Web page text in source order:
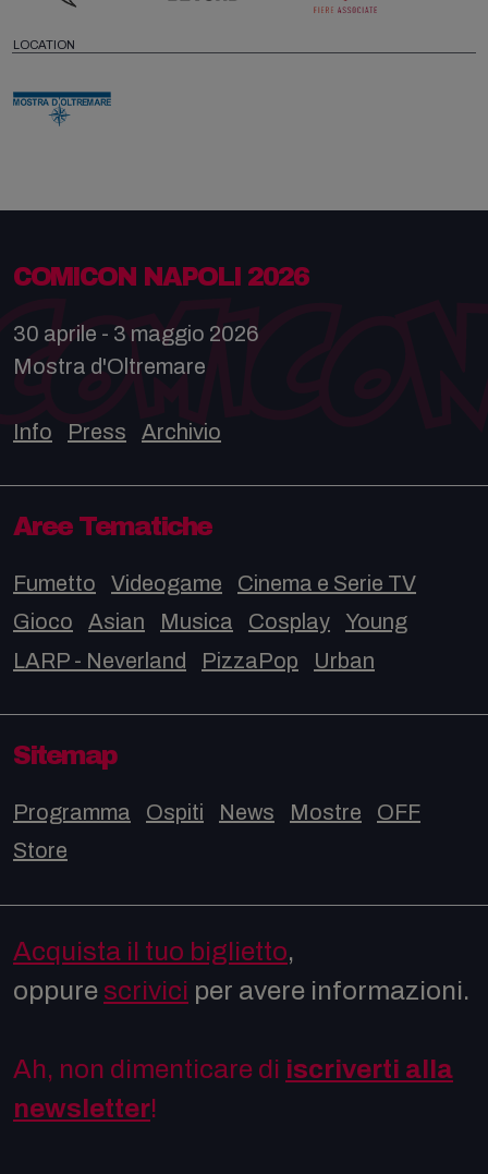
LOCATION
COMICON NAPOLI 2026
30 aprile - 3 maggio 2026
Mostra d'Oltremare
Info Press Archivio
Aree Tematiche
Fumetto Videogame
Cinema e Serie TV
Gioco
Asian Musica Cosplay
Young
LARP - Neverland
PizzaPop Urban
Sitemap
Programma Ospiti News Mostre
OFF
Store
Acquista il tuo biglietto,
oppure scrivici per avere informazioni.
Ah, non dimenticare di iscriverti alla
newsletter!